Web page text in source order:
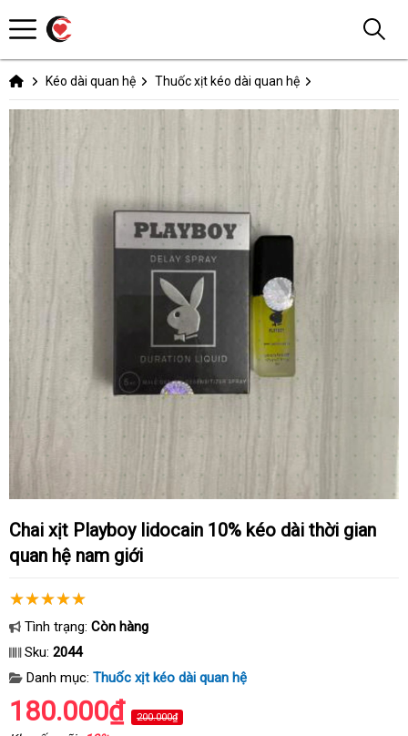
Kéo dài quan hệ Thuốc xịt kéo dài quan hệ
Chai xịt Playboy lidocain 10% kéo dài thời gian
quan hệ nam giới
Tình trạng: Còn hàng
Sku: 2044
Danh mục: Thuốc xịt kéo dài quan hệ
180.000₫ 200.000₫